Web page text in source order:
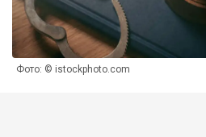
Фото: © istockphoto.com